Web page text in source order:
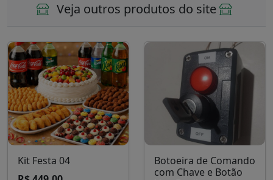
Veja outros produtos do site
Kit Festa 04
Botoeira de Comando
com Chave e Botão